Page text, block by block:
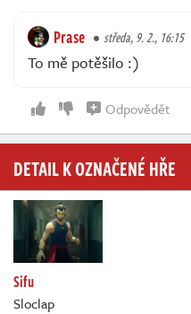
Prase středa, 9. 2., 16:15
To mě potěšilo :)
Odpovědět
DETAIL K OZNAČENÉ HŘE
Sifu
Sloclap